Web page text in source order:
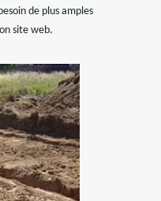
de plus amples
site web.